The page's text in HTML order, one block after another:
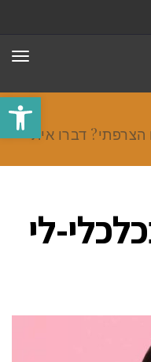
פתח
דברו איתי
כלכלי-לי